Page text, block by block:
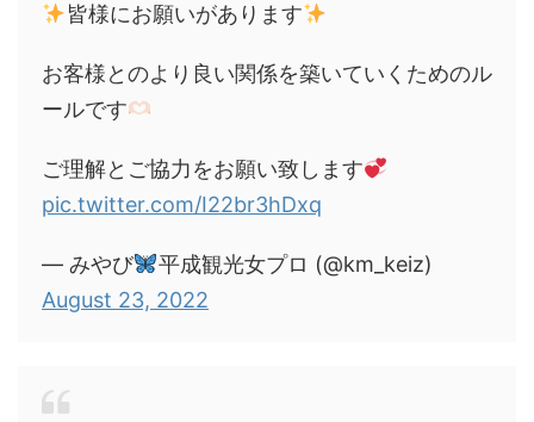
皆様にお願いがあります
お客様とのより良い関係を築いていくためのル
ールです
ご理解とご協力をお願い致します
pic.twitter.com/I22br3hDxq
— みやび
平成観光女プロ (@km_keiz)
August 23, 2022